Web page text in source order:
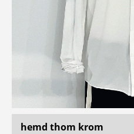
hemd thom krom